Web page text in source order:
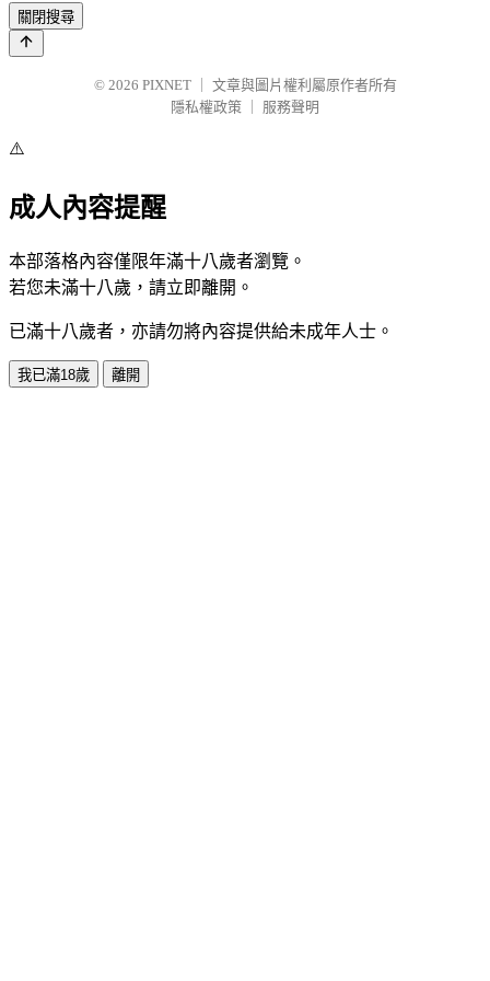
關閉搜尋
© 2026 PIXNET
文章與圖片權利屬原作者所有
隱私權政策
服務聲明
⚠️
成人內容提醒
本部落格內容僅限年滿十八歲者瀏覽。
若您未滿十八歲，請立即離開。
已滿十八歲者，亦請勿將內容提供給未成年人士。
我已滿18歲 離開